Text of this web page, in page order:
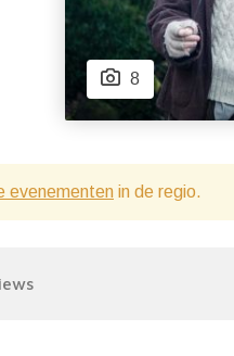
8
evenementen in de regio.